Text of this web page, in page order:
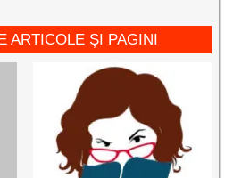
ARTICOLE ȘI PAGINI